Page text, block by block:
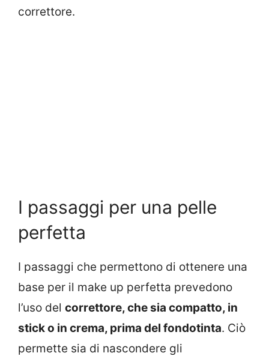
correttore.
I passaggi per una pelle
perfetta
I passaggi che permettono di ottenere una
base per il make up perfetta prevedono
l’uso del correttore, che sia compatto, in
stick o in crema, prima del fondotinta. Ciò
permette sia di nascondere gli